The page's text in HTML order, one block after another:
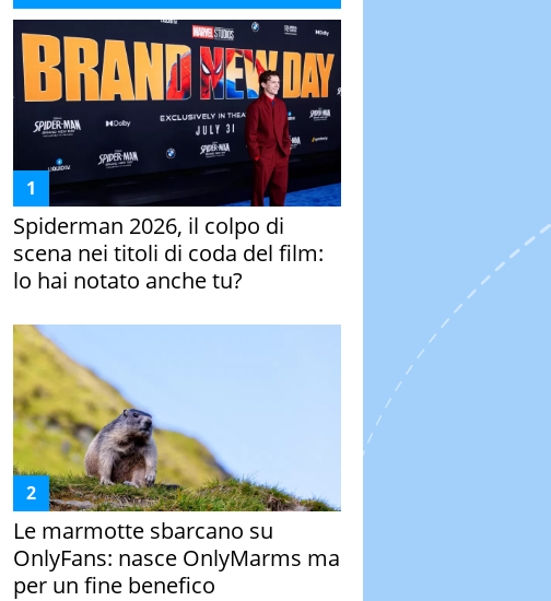
Spiderman 2026, il colpo di
scena nei titoli di coda del film:
lo hai notato anche tu?
Le marmotte sbarcano su
OnlyFans: nasce OnlyMarms ma
per un fine benefico